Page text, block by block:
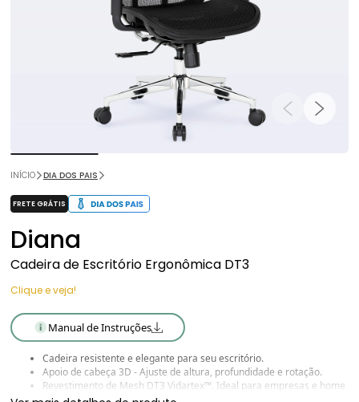
INÍCIO DIA DOS PAIS
FRETE GRÁTIS
Diana
Cadeira de Escritório Ergonômica DT3
Clique e veja!
Manual de Instruções
Cadeira resistente e elegante para seu escritório.
Apoio de cabeça 3D - Ajuste de altura, profundidade e rotação.
Revestimento de Mesh DT3 Vidartex™. Ideal para empresas e home
office.